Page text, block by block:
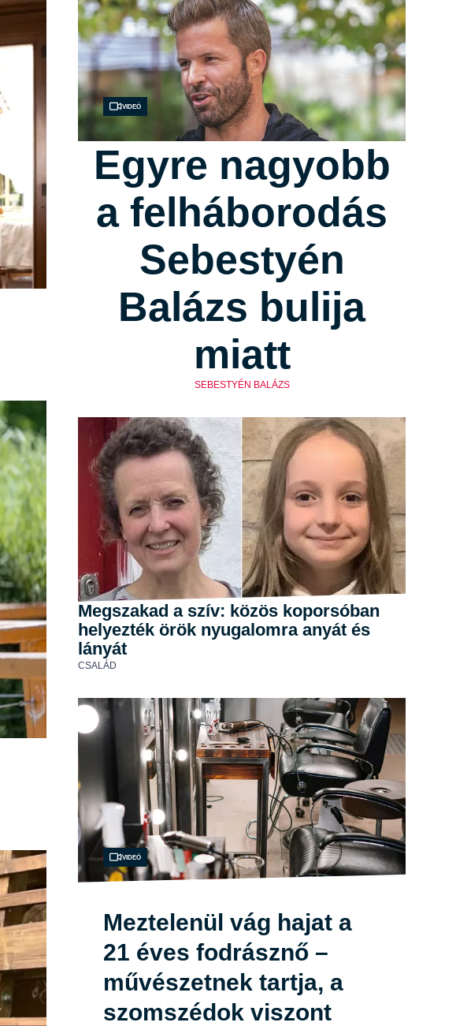
Videó
Egyre nagyobb
a felháborodás
Sebestyén
Balázs bulija
miatt
SEBESTYÉN BALÁZS
Megszakad a szív: közös koporsóban
helyezték örök nyugalomra anyát és
lányát
CSALÁD
Videó
Meztelenül vág hajat a
21 éves fodrásznő –
művészetnek tartja, a
szomszédok viszont